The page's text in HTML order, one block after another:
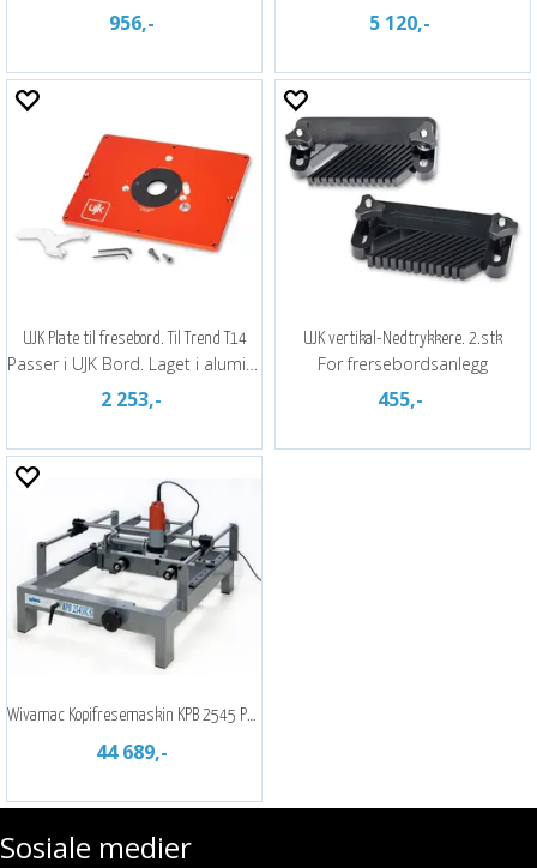
956,- 5 120,-
UJK Plate til fresebord. Til Trend T14
Passer i UJK Bord. Laget i aluminium
2 253,-
UJK vertikal-Nedtrykkere. 2.stk
For frersebordsanlegg
455,-
Wivamac Kopifresemaskin KPB 2545 PRO
44 689,-
Sosiale medier